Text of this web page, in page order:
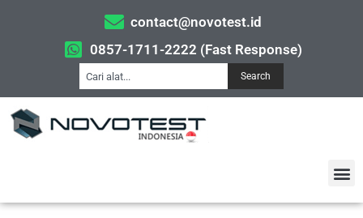
contact@novotest.id
0857-1711-2222 (Fast Response)
Search